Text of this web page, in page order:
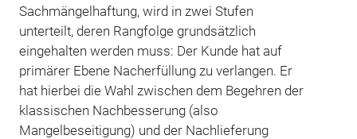
Sachmängelhaftung, wird in zwei Stufen
unterteilt, deren Rangfolge grundsätzlich
eingehalten werden muss: Der Kunde hat auf
primärer Ebene Nacherfüllung zu verlangen. Er
hat hierbei die Wahl zwischen dem Begehren der
klassischen Nachbesserung (also
Mangelbeseitigung) und der Nachlieferung